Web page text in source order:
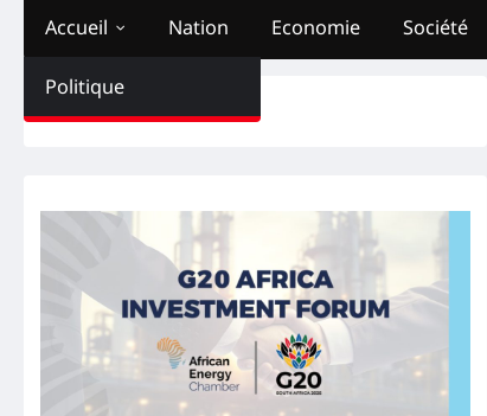
Accueil
Politique
Nation Economie Société